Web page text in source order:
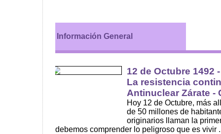
Información General
12 de Octubre 1492
La resistencia
Antinuclear Zárate -
Hoy 12 de Octubre, más
de 50 millones de
originarios llaman la
debemos comprender lo peligroso que es vivir